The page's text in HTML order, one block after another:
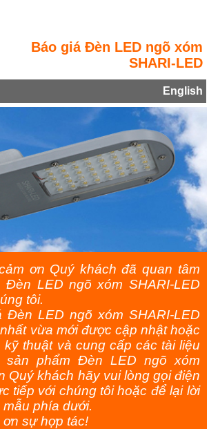
Báo giá Đèn LED ngõ xóm
SHARI-LED
English
ơn Quý khách đã quan tâm
Đèn LED ngõ xóm SHARI-LED
tôi.
LED ngõ xóm SHARI-LED
vừa mới được cập nhật hoặc
thuật và cung cấp các tài liệu
sản phẩm Đèn LED ngõ xóm
Quý khách hãy vui lòng gọi điện
tiếp với chúng tôi hoặc để lại lời
phía dưới.
ơn sự hợp tác!